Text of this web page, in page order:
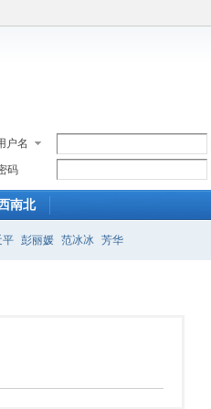
户名
码
南北
平 彭丽媛 范冰冰 芳华